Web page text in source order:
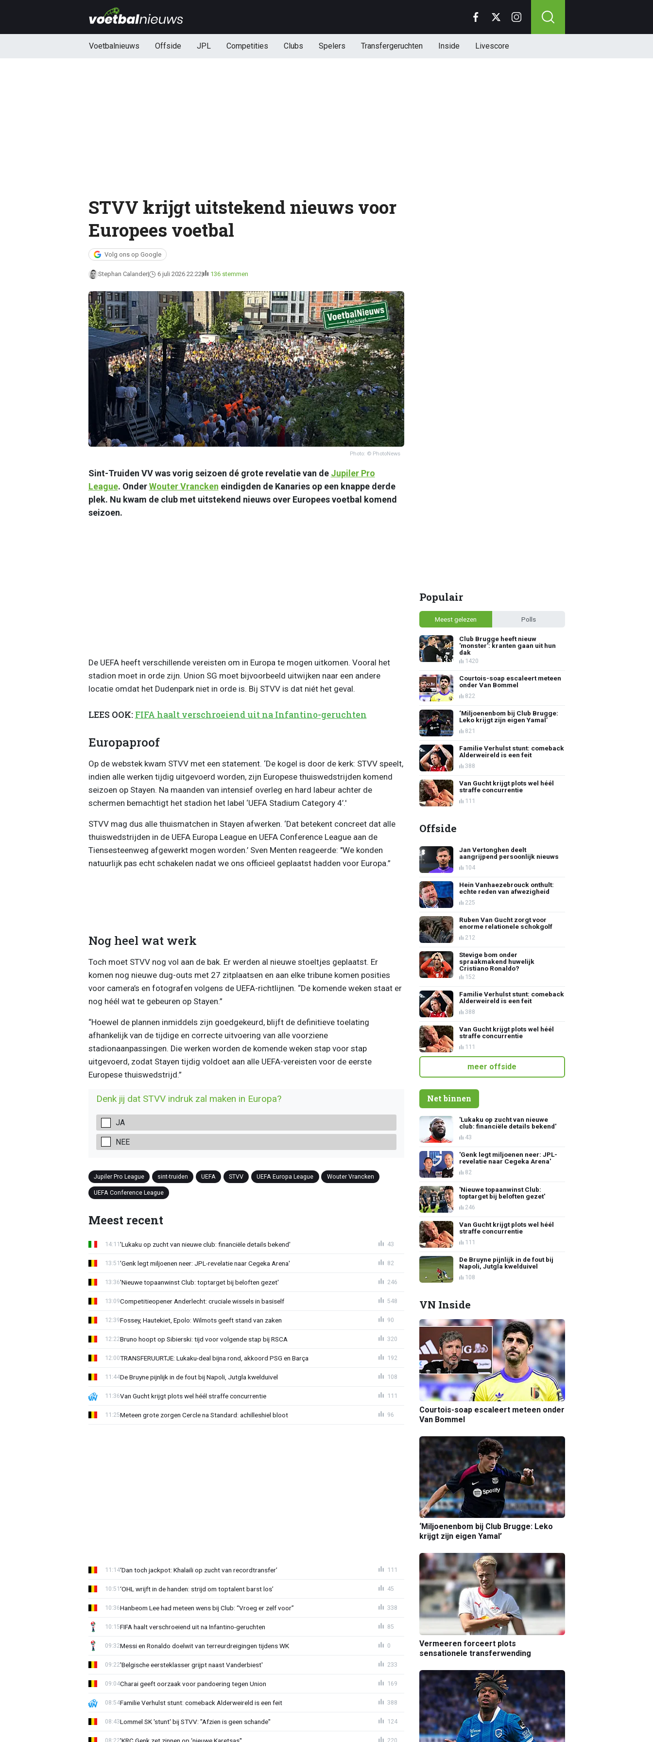
Voetbalnieuws Offside JPL Competities Clubs Spelers Transfergeruchten Inside Livescore
STVV krijgt uitstekend nieuws voor
Europees voetbal
Volg ons op Google
Stephan Calander 6 juli 2026 22:22 136 stemmen
Photo: © PhotoNews
Sint-Truiden VV was vorig seizoen dé grote revelatie van de Jupiler Pro
League. OnderWouter Vrancken eindigden de Kanaries op een knappe derde
plek. Nu kwam de club met uitstekend nieuws over Europees voetbal komend
seizoen.
De UEFA heeft verschillende vereisten om in Europa te mogen uitkomen. Vooral het
stadion moet in orde zijn. Union SG moet bijvoorbeeld uitwijken naar een andere
locatie omdat het Dudenpark niet in orde is. Bij STVV is dat niét het geval.
LEES OOK: FIFA haalt verschroeiend uit na Infantino-geruchten
Europaproof
Op de webstek kwam STVV met een statement. ‘De kogel is door de kerk: STVV speelt,
indien alle werken tijdig uitgevoerd worden, zijn Europese thuiswedstrijden komend
seizoen op Stayen. Na maanden van intensief overleg en hard labeur achter de
schermen bemachtigt het stadion het label ‘UEFA Stadium Category 4’.'
STVV mag dus alle thuismatchen in Stayen afwerken. ‘Dat betekent concreet dat alle
thuiswedstrijden in de UEFA Europa League en UEFA Conference League aan de
Tiensesteenweg afgewerkt mogen worden.’ Sven Menten reageerde: "We konden
natuurlijk pas echt schakelen nadat we ons officieel geplaatst hadden voor Europa.”
Nog heel wat werk
Toch moet STVV nog vol aan de bak. Er werden al nieuwe stoeltjes geplaatst. Er
komen nog nieuwe dug-outs met 27 zitplaatsen en aan elke tribune komen posities
voor camera’s en fotografen volgens de UEFA-richtlijnen. “De komende weken staat er
nog héél wat te gebeuren op Stayen.”
“Hoewel de plannen inmiddels zijn goedgekeurd, blijft de definitieve toelating
afhankelijk van de tijdige en correcte uitvoering van alle voorziene
stadionaanpassingen. Die werken worden de komende weken stap voor stap
uitgevoerd, zodat Stayen tijdig voldoet aan alle UEFA-vereisten voor de eerste
Europese thuiswedstrijd.”
Denk jij dat STVV indruk zal maken in Europa?
JA
NEE
Jupiler Pro League sint-truiden UEFA STVV UEFA Europa League Wouter Vrancken
UEFA Conference League
Meest recent
'Lukaku op zucht van nieuwe club: financiële details bekend'
14:11 43
'Genk legt miljoenen neer: JPL-revelatie naar Cegeka Arena'
13:51 82
'Nieuwe topaanwinst Club: toptarget bij beloften gezet'
13:36 246
Competitieopener Anderlecht: cruciale wissels in basiself
13:09 548
Fossey, Hautekiet, Epolo: Wilmots geeft stand van zaken
12:39 90
Bruno hoopt op Sibierski: tijd voor volgende stap bij RSCA
12:22 320
TRANSFERUURTJE: Lukaku-deal bijna rond, akkoord PSG en Barça
12:00 192
De Bruyne pijnlijk in de fout bij Napoli, Jutgla kwelduivel
11:44 108
Van Gucht krijgt plots wel héél straffe concurrentie
11:36 111
Meteen grote zorgen Cercle na Standard: achilleshiel bloot
11:25 96
‘Dan toch jackpot: Khalaili op zucht van recordtransfer’
11:14 111
‘OHL wrijft in de handen: strijd om toptalent barst los’
10:51 45
Hanbeom Lee had meteen wens bij Club: “Vroeg er zelf voor”
10:36 338
FIFA haalt verschroeiend uit na Infantino-geruchten
10:15 85
Messi en Ronaldo doelwit van terreurdreigingen tijdens WK
09:32 0
'Belgische eersteklasser grijpt naast Vanderbiest'
09:22 233
Charai geeft oorzaak voor pandoering tegen Union
09:04 169
Familie Verhulst stunt: comeback Alderweireld is een feit
08:54 388
Lommel SK 'stunt' bij STVV: "Afzien is geen schande"
08:43 124
08:22 220
Populair
Meest gelezen Polls
Club Brugge heeft nieuw
'monster': kranten gaan uit hun
dak
1420
Courtois-soap escaleert meteen
onder Van Bommel
822
‘Miljoenenbom bij Club Brugge:
Leko krijgt zijn eigen Yamal’
821
Familie Verhulst stunt: comeback
Alderweireld is een feit
388
Van Gucht krijgt plots wel héél
straffe concurrentie
111
Offside
Jan Vertonghen deelt
aangrijpend persoonlijk nieuws
104
Hein Vanhaezebrouck onthult:
echte reden van afwezigheid
225
Ruben Van Gucht zorgt voor
enorme relationele schokgolf
212
Stevige bom onder
spraakmakend huwelijk
Cristiano Ronaldo?
152
Familie Verhulst stunt: comeback
Alderweireld is een feit
388
Van Gucht krijgt plots wel héél
straffe concurrentie
111
meer offside
Net binnen
'Lukaku op zucht van nieuwe
club: financiële details bekend'
43
'Genk legt miljoenen neer: JPL-
revelatie naar Cegeka Arena'
82
'Nieuwe topaanwinst Club:
toptarget bij beloften gezet'
246
Van Gucht krijgt plots wel héél
straffe concurrentie
111
De Bruyne pijnlijk in de fout bij
Napoli, Jutgla kwelduivel
108
VN Inside
Courtois-soap escaleert meteen onder
Van Bommel
‘Miljoenenbom bij Club Brugge: Leko
krijgt zijn eigen Yamal’
Vermeeren forceert plots
sensationele transferwending